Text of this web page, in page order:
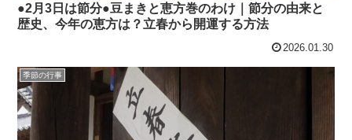
●2月3日は節分●豆まきと恵方巻のわけ｜節分の由来と
歴史、今年の恵方は？立春から開運する方法
2026.01.30
季節の行事